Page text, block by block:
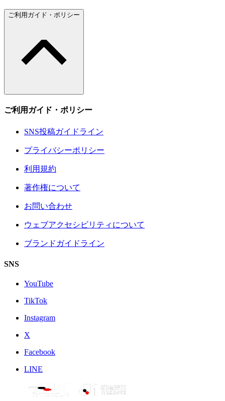
ご利用ガイド・ポリシー
ご利用ガイド・ポリシー
SNS投稿ガイドライン
プライバシーポリシー
利用規約
著作権について
お問い合わせ
ウェブアクセシビリティについて
ブランドガイドライン
SNS
YouTube
TikTok
Instagram
X
Facebook
LINE